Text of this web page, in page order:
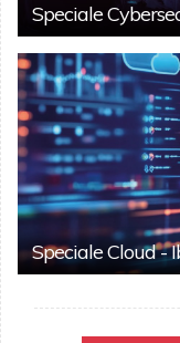
Speciale
Speciale Cloud -